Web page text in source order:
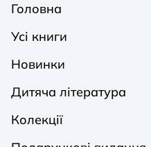
Головна
Усі книги
Новинки
Дитяча література
Колекції